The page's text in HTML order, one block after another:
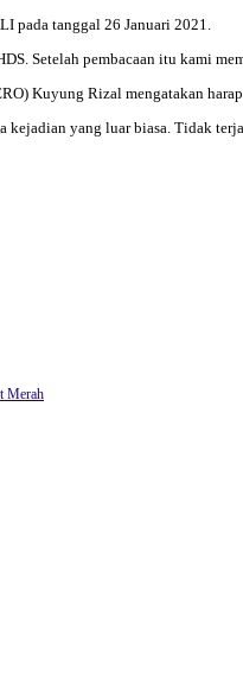
pada tanggal 26 Januari 2021.
Setelah pembacaan itu kami
Kuyung Rizal mengatakan
yang luar biasa. Tidak
Merah